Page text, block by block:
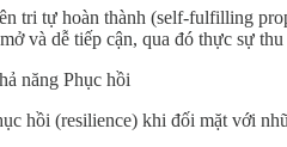
tri tự hoàn thành (self-fulfilling
và dễ tiếp cận, qua đó thực sự
năng Phục hồi
hồi (resilience) khi đối mặt với